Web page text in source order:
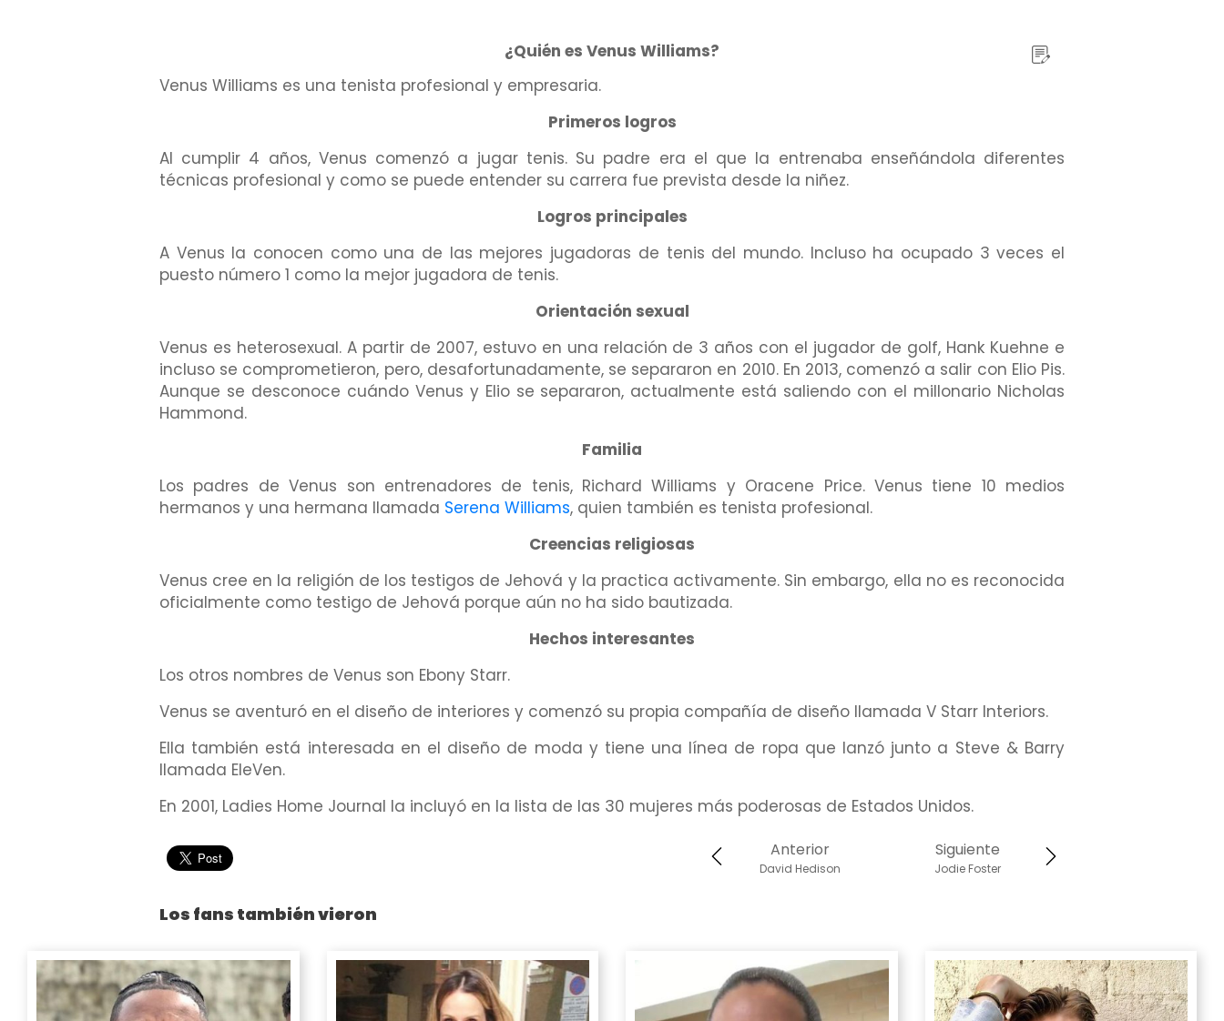
¿Quién es Venus Williams?
Venus Williams es una tenista profesional y empresaria.
Primeros logros
Al cumplir 4 años, Venus comenzó a jugar tenis. Su padre era el que la entrenaba enseñándola diferentes
técnicas profesional y como se puede entender su carrera fue prevista desde la niñez.
Logros principales
A Venus la conocen como una de las mejores jugadoras de tenis del mundo. Incluso ha ocupado 3 veces el
puesto número 1 como la mejor jugadora de tenis.
Orientación sexual
Venus es heterosexual. A partir de 2007, estuvo en una relación de 3 años con el jugador de golf, Hank Kuehne e
incluso se comprometieron, pero, desafortunadamente, se separaron en 2010. En 2013, comenzó a salir con Elio Pis.
Aunque se desconoce cuándo Venus y Elio se separaron, actualmente está saliendo con el millonario Nicholas
Hammond.
Familia
Los padres de Venus son entrenadores de tenis, Richard Williams y Oracene Price. Venus tiene 10 medios
hermanos y una hermana llamada Serena Williams, quien también es tenista profesional.
Creencias religiosas
Venus cree en la religión de los testigos de Jehová y la practica activamente. Sin embargo, ella no es reconocida
oficialmente como testigo de Jehová porque aún no ha sido bautizada.
Hechos interesantes
Los otros nombres de Venus son Ebony Starr.
Venus se aventuró en el diseño de interiores y comenzó su propia compañía de diseño llamada V Starr Interiors.
Ella también está interesada en el diseño de moda y tiene una línea de ropa que lanzó junto a Steve & Barry
llamada EleVen.
En 2001, Ladies Home Journal la incluyó en la lista de las 30 mujeres más poderosas de Estados Unidos.
Siguiente
Jodie Foster
Anterior
David Hedison
Los fans también vieron